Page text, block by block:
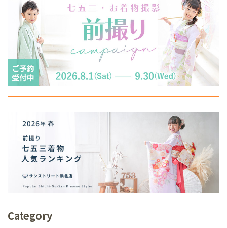
Category